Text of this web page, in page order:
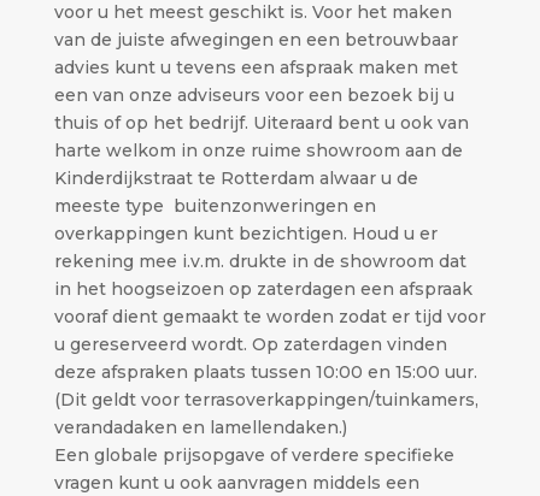
voor u het meest geschikt is. Voor het maken
van de juiste afwegingen en een betrouwbaar
advies kunt u tevens een afspraak maken met
een van onze adviseurs voor een bezoek bij u
thuis of op het bedrijf. Uiteraard bent u ook van
harte welkom in onze ruime showroom aan de
Kinderdijkstraat te Rotterdam alwaar u de
meeste type buitenzonweringen en
overkappingen kunt bezichtigen. Houd u er
rekening mee i.v.m. drukte in de showroom dat
in het hoogseizoen op zaterdagen een afspraak
vooraf dient gemaakt te worden zodat er tijd voor
u gereserveerd wordt. Op zaterdagen vinden
deze afspraken plaats tussen 10:00 en 15:00 uur.
(Dit geldt voor terrasoverkappingen/tuinkamers,
verandadaken en lamellendaken.)
Een globale prijsopgave of verdere specifieke
vragen kunt u ook aanvragen middels een